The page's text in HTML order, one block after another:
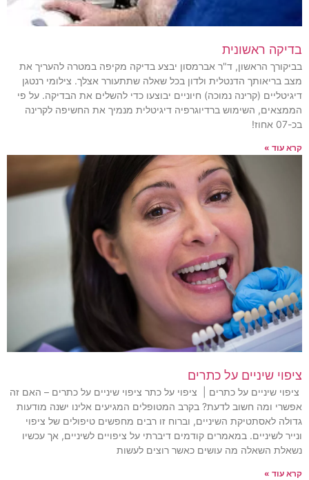
בדיקה ראשונית
בביקורך הראשון, ד"ר אברמסון יבצע בדיקה מקיפה במטרה להעריך את
מצב בריאותך הדנטלית ולדון בכל שאלה שתתעורר אצלך. צילומי רנטגן
דיגיטליים (קרינה נמוכה) חיוניים יבוצעו כדי להשלים את הבדיקה. על פי
הממצאים, השימוש ברדיוגרפיה דיגיטלית מנמיך את החשיפה לקרינה
בכ-07 אחוז!
קרא עוד »
ציפוי שיניים על כתרים
ציפוי שיניים על כתרים | ציפוי על כתר ציפוי שיניים על כתרים – האם זה
אפשרי ומה חשוב לדעת? בקרב המטופלים המגיעים אלינו ישנה מודעות
גדולה לאסתטיקת השיניים, וברוח זו רבים מחפשים טיפולים של ציפוי
ונייר לשיניים. במאמרים קודמים דיברתי על ציפויים לשיניים, אך עכשיו
נשאלת השאלה מה עושים כאשר רוצים לעשות
קרא עוד »